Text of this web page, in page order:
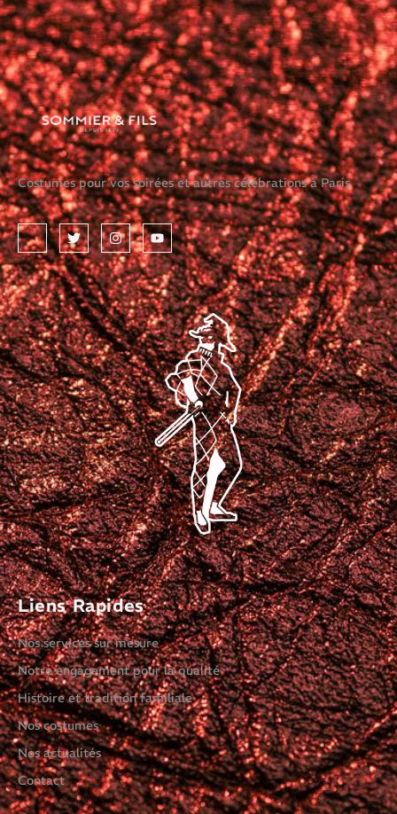
Costumes pour vos soirées et autres célébrations à Paris
Liens Rapides
Nos services sur mesure
Notre engagement pour la qualité
Histoire et tradition familiale
Nos costumes
Nos actualités
Contact